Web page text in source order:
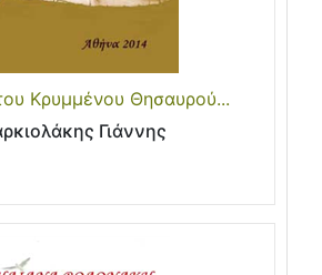
Κρυμμένου Θησαυρού...
Γιάννης